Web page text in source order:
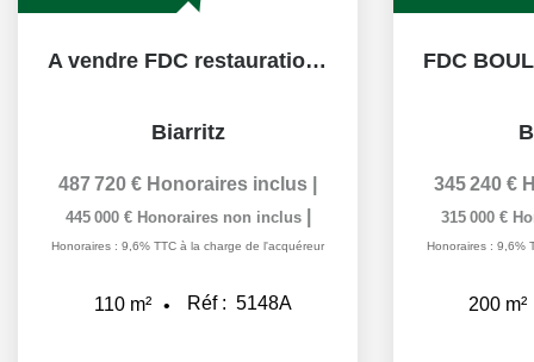
A vendre FDC restauration, Biarritz, centre
Biarritz
487 720 € Honoraires inclus
445 000 € Honoraires non inclus
Honoraires : 9,6% TTC à la charge de l'acquéreur
110 m² Réf : 5148A
345 240 €
315 000 €
Honoraires : 9,6%
200 m²